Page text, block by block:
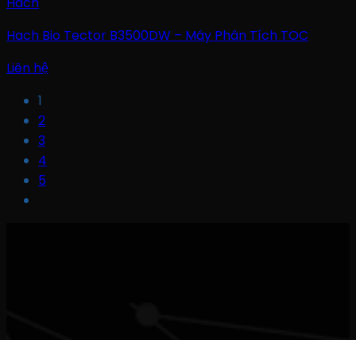
Hach Bio Tector B3500DW – Máy Phân Tích TOC
Liên hệ
1
2
3
4
5